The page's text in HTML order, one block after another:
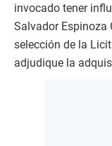
invocado tener
Salvador Espinoza
selección de la
adjudique la